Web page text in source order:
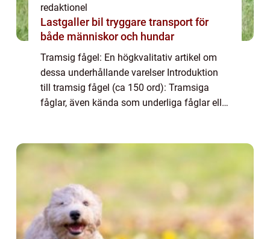
redaktionel
Lastgaller bil tryggare transport för
både människor och hundar
Tramsig fågel: En högkvalitativ artikel om
dessa underhållande varelser Introduktion
till tramsig fågel (ca 150 ord): Tramsiga
fåglar, även kända som underliga fåglar eller